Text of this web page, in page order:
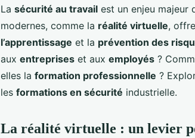
La sécurité au travail est un enjeu majeur
modernes, comme la réalité virtuelle,
l’apprentissage et la prévention des
aux entreprises et aux employés ?
elles la formation professionnelle ?
les formations en sécurité industrielle.
La réalité virtuelle : un levier